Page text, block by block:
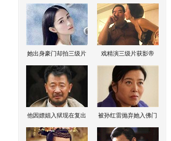
她出身豪门却拍三级片 戏精演三级片获影帝
他因嫖娼入狱现在复出 被孙红雷抛弃她入佛门